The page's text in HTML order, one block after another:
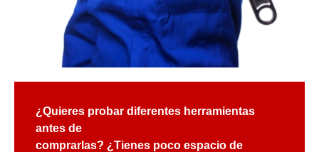
¿Quieres probar diferentes herramientas
antes de
comprarlas? ¿Tienes poco espacio de